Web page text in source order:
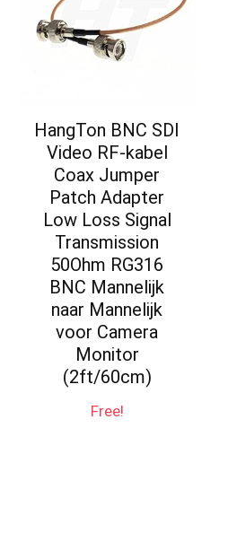
HangTon BNC SDI
Video RF-kabel
Coax Jumper
Patch Adapter
Low Loss Signal
Transmission
50Ohm RG316
BNC Mannelijk
naar Mannelijk
voor Camera
Monitor
(2ft/60cm)
Free!